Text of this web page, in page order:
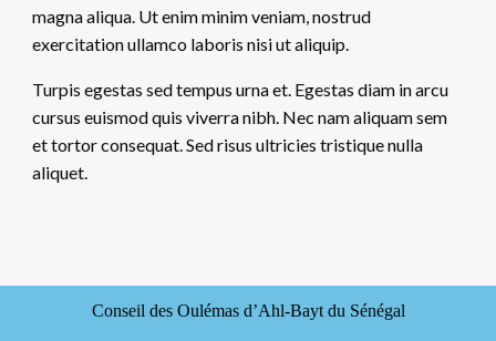
magna aliqua. Ut enim minim veniam, nostrud
exercitation ullamco laboris nisi ut aliquip.
Turpis egestas sed tempus urna et. Egestas diam in arcu
cursus euismod quis viverra nibh. Nec nam aliquam sem
et tortor consequat. Sed risus ultricies tristique nulla
aliquet.
Conseil des Oulémas d’Ahl-Bayt du Sénégal